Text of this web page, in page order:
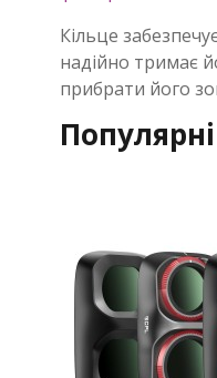
Кільце
надійно тримає
прибрати його